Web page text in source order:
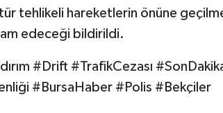
tehlikeli hareketlerin önüne
edeceği bildirildi.
#Drift #TrafikCezası
#BursaHaber #Polis #Bekçiler